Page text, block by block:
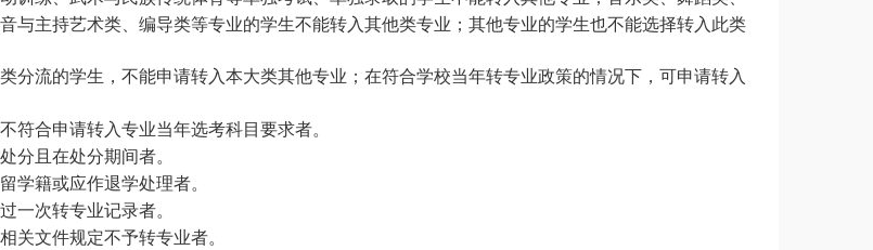
与主持艺术类、编导类等专业的学生不能转入其他类专业；其他专业的学生也不能选择转入此类
分流的学生，不能申请转入本大类其他专业；在符合学校当年转专业政策的情况下，可申请转入
符合申请转入专业当年选考科目要求者。
分且在处分期间者。
学籍或应作退学处理者。
一次转专业记录者。
关文件规定不予转专业者。